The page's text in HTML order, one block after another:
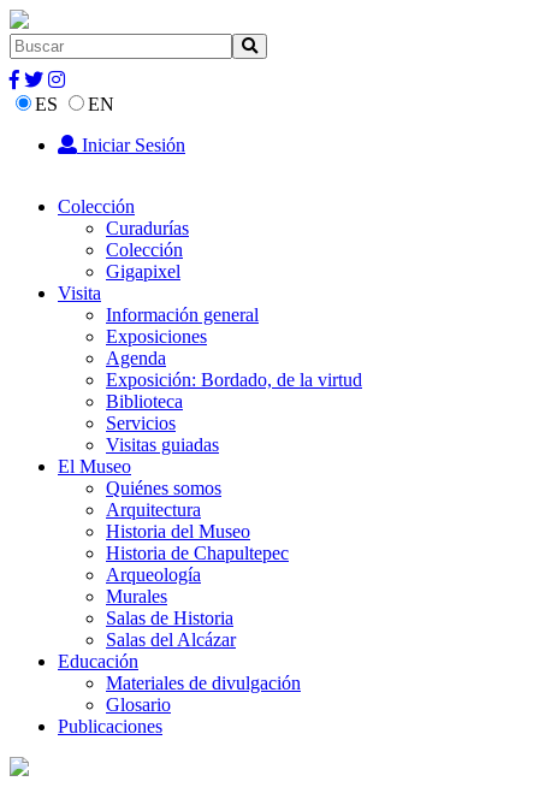
ES
EN
Iniciar Sesión
Colección
Curadurías
Colección
Gigapixel
Visita
Información general
Exposiciones
Agenda
Exposición: Bordado, de la virtud
Biblioteca
Servicios
Visitas guiadas
El Museo
Quiénes somos
Arquitectura
Historia del Museo
Historia de Chapultepec
Arqueología
Murales
Salas de Historia
Salas del Alcázar
Educación
Materiales de divulgación
Glosario
Publicaciones